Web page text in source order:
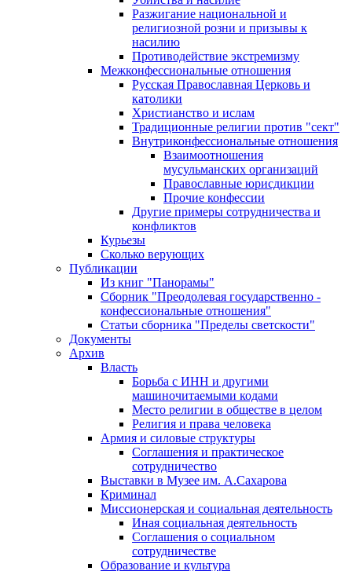
Разжигание национальной и
религиозной розни и призывы к
насилию
Противодействие экстремизму
Межконфессиональные отношения
Русская Православная Церковь и
католики
Христианство и ислам
Традиционные религии против "сект"
Внутриконфессиональные отношения
Взаимоотношения
мусульманских организаций
Православные юрисдикции
Прочие конфессии
Другие примеры сотрудничества и
конфликтов
Курьезы
Сколько верующих
Публикации
Из книг "Панорамы"
Сборник "Преодолевая государственно -
конфессиональные отношения"
Статьи сборника "Пределы светскости"
Документы
Архив
Власть
Борьба с ИНН и другими
машиночитаемыми кодами
Место религии в обществе в целом
Религия и права человека
Армия и силовые структуры
Соглашения и практическое
сотрудничество
Выставки в Музее им. А.Сахарова
Криминал
Миссионерская и социальная деятельность
Иная социальная деятельность
Соглашения о социальном
сотрудничестве
Образование и культура